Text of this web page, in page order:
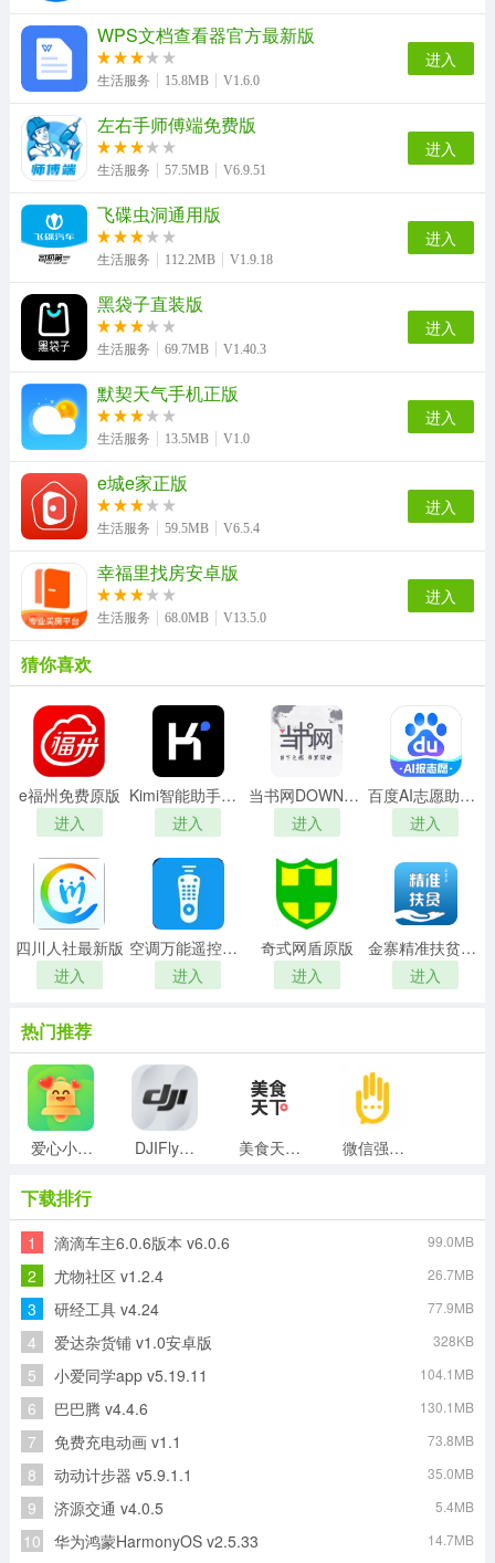
WPS文档查看器官方最新版
生活服务 15.8MB V1.6.0
进入
左右手师傅端免费版
生活服务 57.5MB V6.9.51
进入
飞碟虫洞通用版
生活服务 112.2MB V1.9.18
进入
黑袋子直装版
生活服务 69.7MB V1.40.3
进入
默契天气手机正版
生活服务 13.5MB V1.0
进入
e城e家正版
生活服务 59.5MB V6.5.4
进入
幸福里找房安卓版
生活服务 68.0MB V13.5.0
进入
猜你喜欢
e福州免费原版
进入
Kimi智能助手最新版
进入
当书网DOWNBOOK安卓免费版
进入
百度AI志愿助手手机最新版
进入
四川人社最新版
进入
空调万能遥控器王安卓版
进入
奇式网盾原版
进入
金寨精准扶贫大数据平台正版
进入
热门推荐
爱心小叮当直装版 DJIFly安卓免费版 美食天下免费版 微信强制撤回消息无广告版
纳米AI手机正版 黑龙江全省事安卓官方版
万科分享家官方最新版 爱屋吉屋最新免费版
下载排行
1 滴滴车主6.0.6版本 v6.0.6 99.0MB
2 尤物社区 v1.2.4 26.7MB
3 研经工具 v4.24 77.9MB
4 爱达杂货铺 v1.0安卓版 328KB
5 小爱同学app v5.19.11 104.1MB
6 巴巴腾 v4.4.6 130.1MB
7 免费充电动画 v1.1 73.8MB
8 动动计步器 v5.9.1.1 35.0MB
9 济源交通 v4.0.5 5.4MB
10 华为鸿蒙HarmonyOS v2.5.33 14.7MB